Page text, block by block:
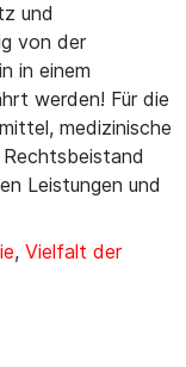
und
von der
in einem
werden! Für die
medizinische
Leistungen und
, Vielfalt der